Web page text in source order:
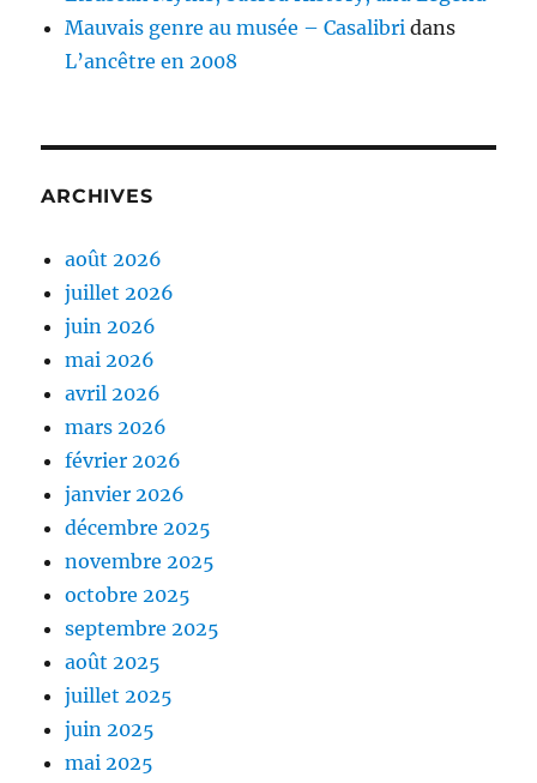
Mauvais genre au musée – Casalibri dans
L’ancêtre en 2008
ARCHIVES
août 2026
juillet 2026
juin 2026
mai 2026
avril 2026
mars 2026
février 2026
janvier 2026
décembre 2025
novembre 2025
octobre 2025
septembre 2025
août 2025
juillet 2025
juin 2025
mai 2025